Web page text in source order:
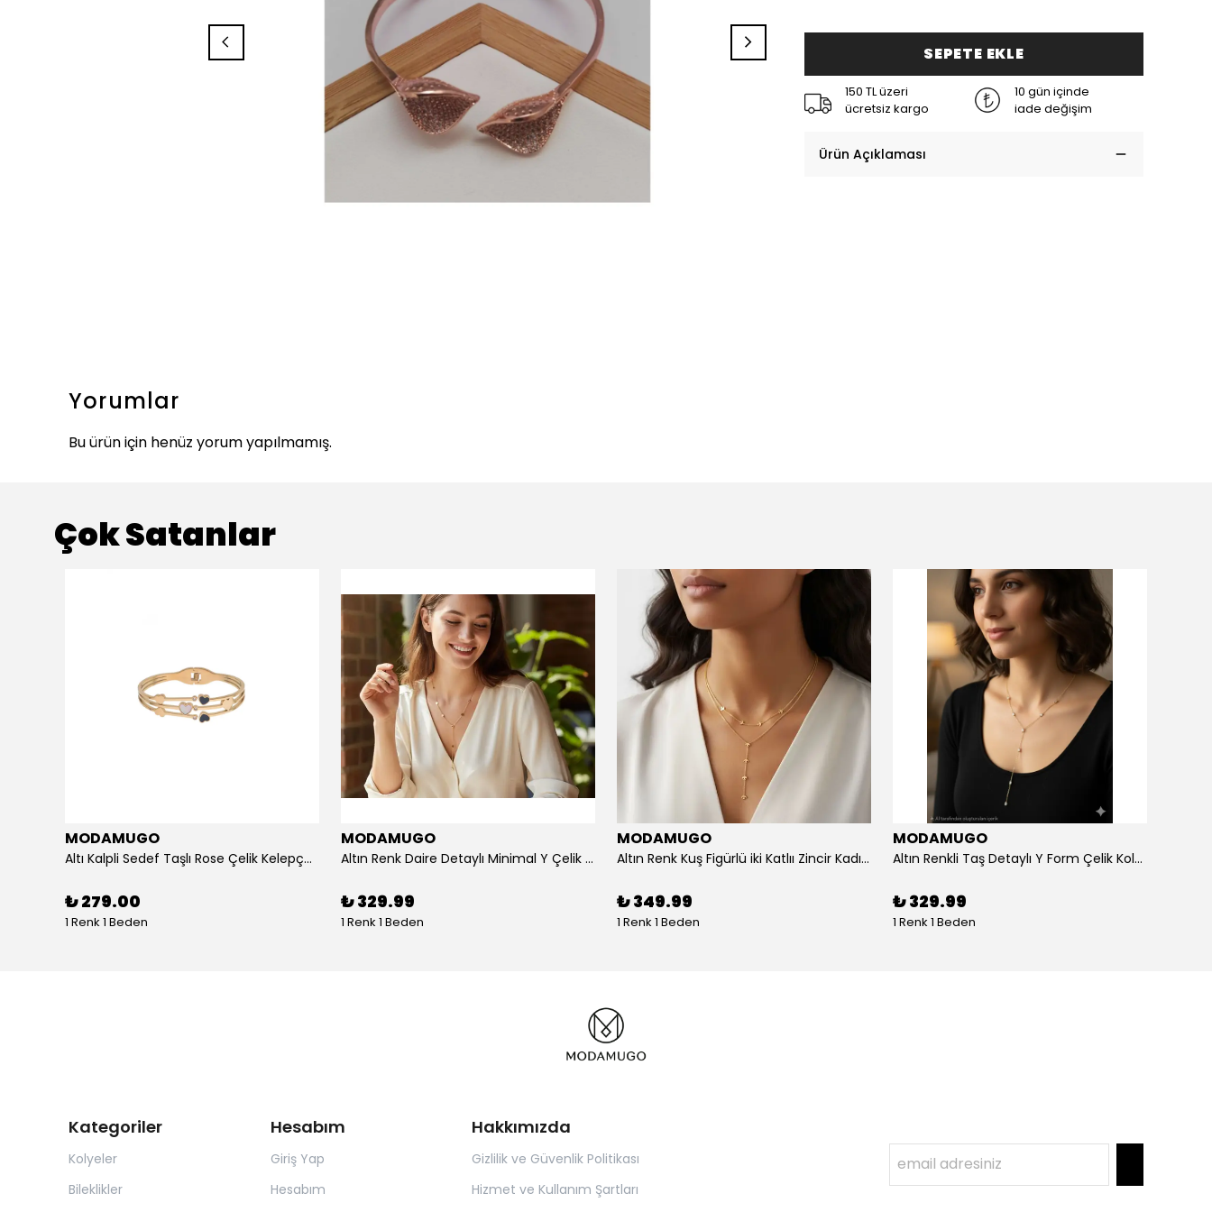
SEPETE EKLE
150 TL üzeri
ücretsiz kargo
10 gün içinde
iade değişim
Ürün Açıklaması
Yorumlar
Bu ürün için henüz yorum yapılmamış.
Çok Satanlar
MODAMUGO
Altı Kalpli Sedef Taşlı Rose Çelik Kelepçe Bileklik
₺ 279.00
1 Renk 1 Beden
MODAMUGO
Altın Renk Daire Detaylı Minimal Y Çelik Kolye
₺ 329.99
1 Renk 1 Beden
MODAMUGO
Altın Renk Kuş Figürlü iki Katlıı Zincir Kadın Y Kolye
₺ 349.99
1 Renk 1 Beden
MODAMUGO
Altın Renkli Taş Detaylı Y Form Çelik Kolye
₺ 329.99
1 Renk 1 Beden
Kategoriler
Kolyeler
Bileklikler
Hesabım
Giriş Yap
Hesabım
Hakkımızda
Gizlilik ve Güvenlik Politikası
Hizmet ve Kullanım Şartları